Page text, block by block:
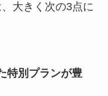
大きく次の3点に
特別プランが豊